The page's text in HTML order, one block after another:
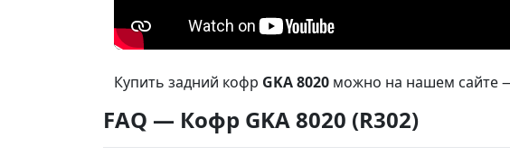
Купить задний кофр GKA 8020 можно на нашем сайте
FAQ — Кофр GKA 8020 (R302)